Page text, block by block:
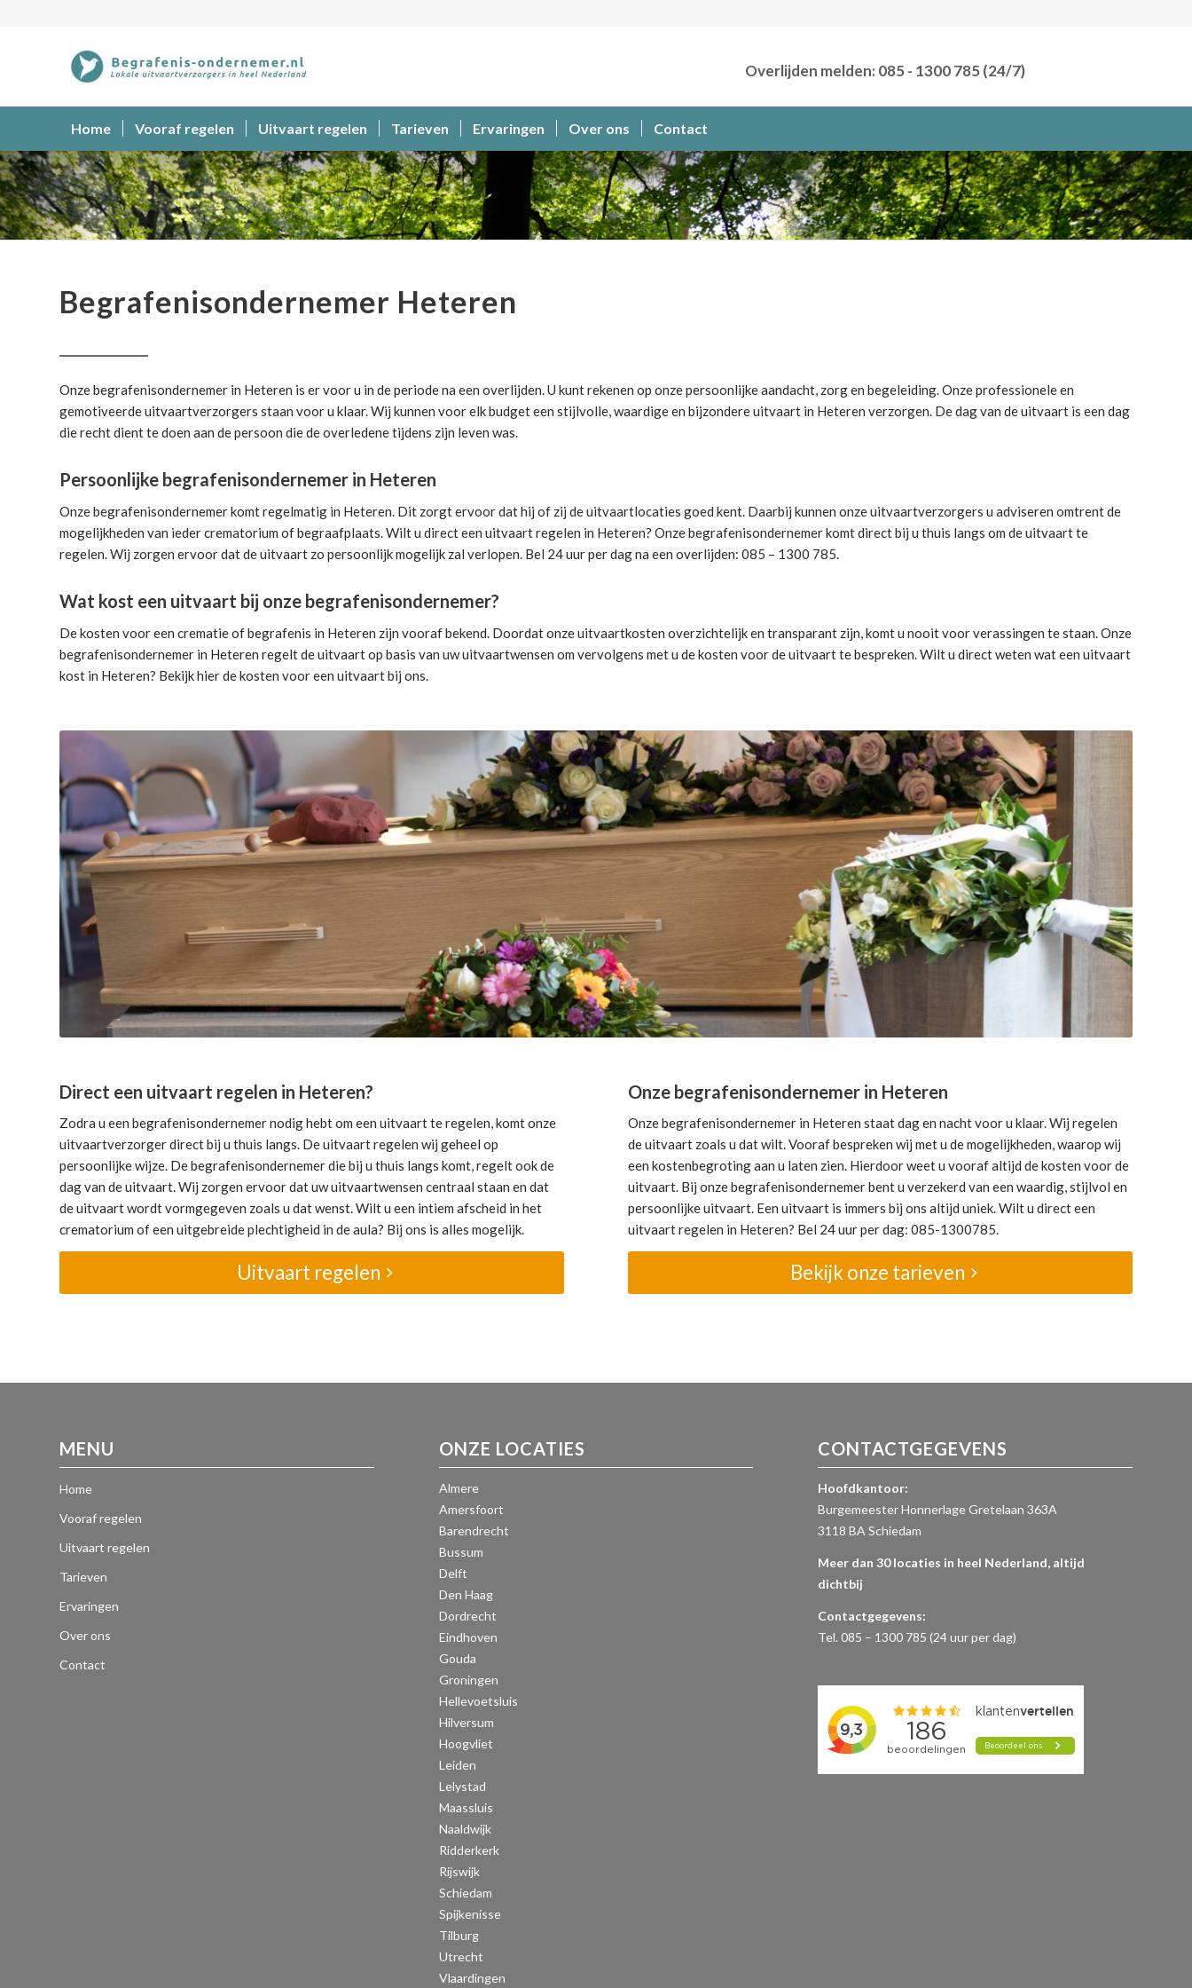
Overlijden melden: 085 - 1300 785 (24/7)
Home Vooraf regelen Uitvaart regelen Tarieven Ervaringen Over ons Contact
Begrafenisondernemer Heteren
Onze begrafenisondernemer in Heteren is er voor u in de periode na een overlijden. U kunt rekenen op onze persoonlijke aandacht, zorg en begeleiding.Onze professionele en
gemotiveerde uitvaartverzorgers staan voor u klaar. Wij kunnen voor elk budget een stijlvolle, waardige en bijzondere uitvaart in Heteren verzorgen. De dag van de uitvaart is een dag
die recht dient te doen aan de persoon die de overledene tijdens zijn leven was.
Persoonlijke begrafenisondernemer in Heteren
Onze begrafenisondernemer komt regelmatig in Heteren. Dit zorgt ervoor dat hij of zij de uitvaartlocaties goed kent. Daarbij kunnen onze uitvaartverzorgers u adviseren omtrent de
mogelijkheden van ieder crematorium of begraafplaats. Wilt u direct een uitvaart regelen in Heteren? Onze begrafenisondernemer komt direct bij u thuis langs om de uitvaart te
regelen. Wij zorgen ervoor dat de uitvaart zo persoonlijk mogelijk zal verlopen. Bel 24 uur per dag na een overlijden: 085 – 1300 785.
Wat kost een uitvaart bij onze begrafenisondernemer?
De kosten voor een crematie of begrafenis in Heteren zijn vooraf bekend. Doordat onze uitvaartkosten overzichtelijk en transparant zijn, komt u nooit voor verassingen te staan. Onze
begrafenisondernemer in Heteren regelt de uitvaartop basis van uw uitvaartwensen om vervolgens met u de kosten voor de uitvaart te bespreken. Wilt u direct weten wat een uitvaart
kost in Heteren? Bekijk hier dekosten voor een uitvaartbij ons.
Direct een uitvaart regelen in Heteren?
Zodra u een begrafenisondernemer nodig hebt om een uitvaart te regelen, komt onze
uitvaartverzorger direct bij u thuis langs. De uitvaart regelen wij geheel op
persoonlijke wijze. De begrafenisondernemer die bij u thuis langs komt, regelt ook de
dag van de uitvaart. Wij zorgen ervoor dat uw uitvaartwensen centraal staan en dat
de uitvaart wordt vormgegeven zoals u dat wenst. Wilt u een intiem afscheid in het
crematorium of een uitgebreide plechtigheid in de aula? Bij ons is alles mogelijk.
Uitvaart regelen
Onze begrafenisondernemer in Heteren
Onze begrafenisondernemer in Heteren staat dag en nacht voor u klaar. Wij regelen
de uitvaart zoals u dat wilt. Vooraf bespreken wij met u de mogelijkheden, waarop wij
een kostenbegroting aan u laten zien. Hierdoor weet u vooraf altijd de kosten voor de
uitvaart. Bij onze begrafenisondernemer bent u verzekerd van een waardig, stijlvol en
persoonlijke uitvaart. Een uitvaart is immers bij ons altijd uniek. Wilt u direct een
uitvaart regelen in Heteren? Bel 24 uur per dag: 085-1300785.
Bekijk onze tarieven
MENU
Home
Vooraf regelen
Uitvaart regelen
Tarieven
Ervaringen
Over ons
Contact
ONZE LOCATIES
Almere
Amersfoort
Barendrecht
Bussum
Delft
Den Haag
Dordrecht
Eindhoven
Gouda
Groningen
Hellevoetsluis
Hilversum
Hoogvliet
Leiden
Lelystad
Maassluis
Naaldwijk
Ridderkerk
Rijswijk
Schiedam
Spijkenisse
Tilburg
Utrecht
Vlaardingen
CONTACTGEGEVENS
Hoofdkantoor:
Burgemeester Honnerlage Gretelaan 363A
3118 BA Schiedam
Meer dan 30 locaties in heel Nederland, altijd
dichtbij
Contactgegevens:
Tel. 085 – 1300 785 (24 uur per dag)